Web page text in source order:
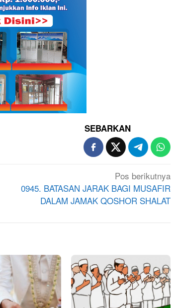
SEBARKAN
Pos berikutnya
0945. BATASAN JARAK BAGI MUSAFIR
DALAM JAMAK QOSHOR SHALAT